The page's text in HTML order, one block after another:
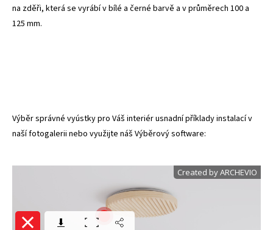
na zděři, která se vyrábí v bílé a černé barvě a v průměrech 100 a
125 mm.
Výběr správné vyústky pro Váš interiér usnadní příklady instalací v
naší fotogalerii nebo využijte náš Výběrový software: